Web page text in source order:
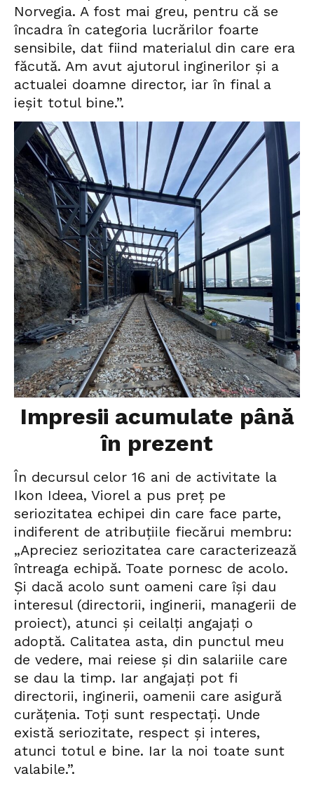
Norvegia. A fost mai greu, pentru că se
încadra în categoria lucrărilor foarte
sensibile, dat fiind materialul din care era
făcută. Am avut ajutorul inginerilor și a
actualei doamne director, iar în final a
ieșit totul bine.”.
Impresii acumulate până
în prezent
În decursul celor 16 ani de activitate la
Ikon Ideea, Viorel a pus preț pe
seriozitatea echipei din care face parte,
indiferent de atribuțiile fiecărui membru:
„Apreciez seriozitatea care caracterizează
întreaga echipă. Toate pornesc de acolo.
Și dacă acolo sunt oameni care își dau
interesul (directorii, inginerii, managerii de
proiect), atunci și ceilalți angajați o
adoptă. Calitatea asta, din punctul meu
de vedere, mai reiese și din salariile care
se dau la timp. Iar angajați pot fi
directorii, inginerii, oamenii care asigură
curățenia. Toți sunt respectați. Unde
există seriozitate, respect și interes,
atunci totul e bine. Iar la noi toate sunt
valabile.”.